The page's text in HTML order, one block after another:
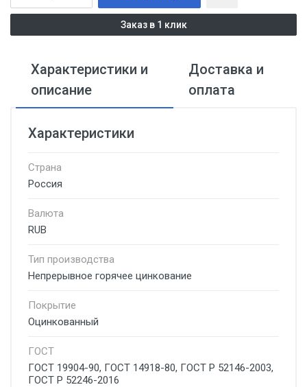
Заказ в 1 клик
Характеристики и
описание
Доставка и
оплата
Характеристики
Страна
Россия
Валюта
RUB
Тип производства
Непрерывное горячее цинкование
Покрытие
Оцинкованный
ГОСТ
ГОСТ 19904-90, ГОСТ 14918-80, ГОСТ Р 52146-2003,
ГОСТ Р 52246-2016